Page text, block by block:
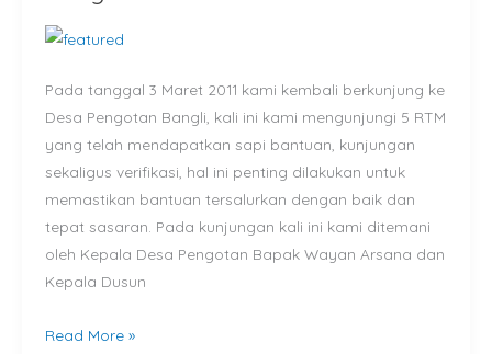
Pada tanggal 3 Maret 2011 kami kembali berkunjung ke
Desa Pengotan Bangli, kali ini kami mengunjungi 5 RTM
yang telah mendapatkan sapi bantuan, kunjungan
sekaligus verifikasi, hal ini penting dilakukan untuk
memastikan bantuan tersalurkan dengan baik dan
tepat sasaran. Pada kunjungan kali ini kami ditemani
oleh Kepala Desa Pengotan Bapak Wayan Arsana dan
Kepala Dusun
Desa
Bangli
Read More »